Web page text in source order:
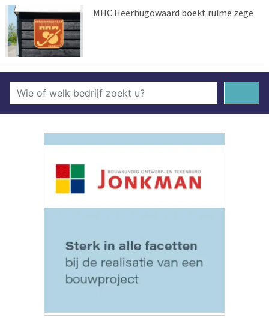
MHC Heerhugowaard boekt ruime zege